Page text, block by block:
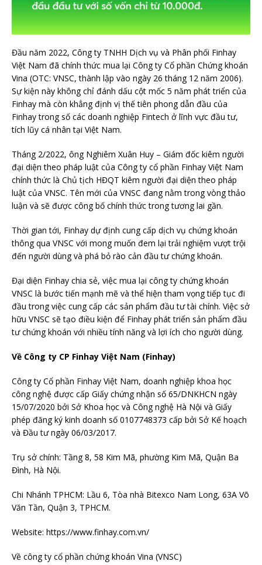
Đầu năm 2022, Công ty TNHH Dịch vụ và Phân phối Finhay
Việt Nam đã chính thức mua lại Công ty Cổ phần Chứng khoán
Vina (OTC: VNSC, thành lập vào ngày 26 tháng 12 năm 2006).
Sự kiện này không chỉ đánh dấu cột mốc 5 năm phát triển của
Finhay mà còn khẳng định vị thế tiên phong dẫn đầu của
Finhay trong số các doanh nghiệp Fintech ở lĩnh vực đầu tư,
tích lũy cá nhân tại Việt Nam.
Tháng 2/2022, ông Nghiêm Xuân Huy – Giám đốc kiêm người
đại diện theo pháp luật của Công ty cổ phần Finhay Việt Nam
chính thức là Chủ tịch HĐQT kiêm người đại diện theo pháp
luật của VNSC. Tên mới của VNSC đang nằm trong vòng thảo
luận và sẽ được công bố chính thức trong tương lai gần.
Thời gian tới, Finhay dự định cung cấp dịch vụ chứng khoán
thông qua VNSC với mong muốn đem lại trải nghiệm vượt trội
đến người dùng và phá bỏ rào cản đầu tư chứng khoán.
Đại diện Finhay chia sẻ, việc mua lại công ty chứng khoán
VNSC là bước tiến mạnh mẽ và thể hiện tham vọng tiếp tục đi
đầu trong việc cung cấp các sản phẩm đầu tư tài chính. Việc sở
hữu VNSC sẽ tạo điều kiện để Finhay phát triển sản phẩm đầu
tư chứng khoán với nhiều tính năng và lợi ích cho người dùng.
Về Công ty CP Finhay Việt Nam (Finhay)
Công ty Cổ phần Finhay Việt Nam, doanh nghiệp khoa học
công nghệ được cấp Giấy chứng nhận số 65/DNKHCN ngày
15/07/2020 bởi Sở Khoa học và Công nghệ Hà Nội và Giấy
phép đăng ký kinh doanh số 0107748373 cấp bởi Sở Kế hoạch
và Đầu tư ngày 06/03/2017.
Trụ sở chính: Tầng 8, 58 Kim Mã, phường Kim Mã, Quận Ba
Đình, Hà Nội.
Chi Nhánh TPHCM: Lầu 6, Tòa nhà Bitexco Nam Long, 63A Võ
Văn Tần, Quận 3, TPHCM.
Website: https://www.finhay.com.vn/
Về công ty cổ phần chứng khoán Vina (VNSC)